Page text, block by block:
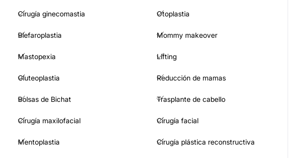
Cirugía ginecomastia Otoplastia
Blefaroplastia Mommy makeover
Mastopexia Lifting
Gluteoplastia Reducción de mamas
Bolsas de Bichat Trasplante de cabello
Cirugía maxilofacial Cirugía facial
Mentoplastia Cirugía plástica reconstructiva